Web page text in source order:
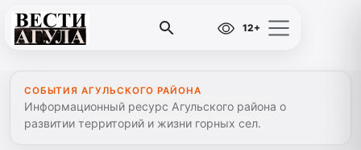
12+
СОБЫТИЯ АГУЛЬСКОГО РАЙОНА
Информационный ресурс Агульского района о
развитии территорий и жизни горных сел.